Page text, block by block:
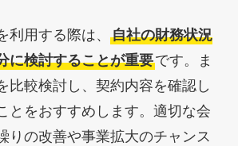
利用する際は、 自社の財務状況
に検討することが重要です。ま
比較検討し、契約内容を確認し
とをおすすめします。適切な会
りの改善や事業拡大のチャンス